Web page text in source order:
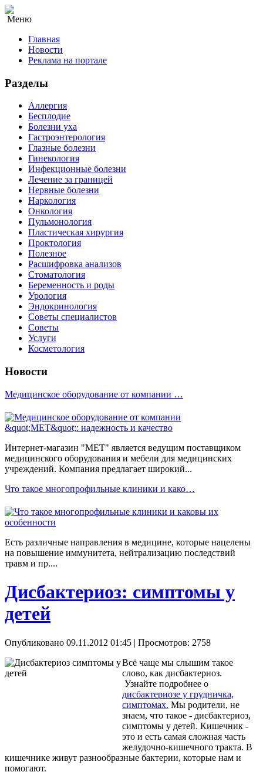
Меню
Главная
Новости
Реклама на портале
Разделы
Аллергия
Бесплодие
Болезни уха
Гастроэнтерология
Глазные болезни
Гинекология
Инфекционные болезни
Лечение за границей
Нервные болезни
Наркология
Онкология
Пульмонология
Пластическая хирургия
Проктология
Полезное
Расшифровка анализов
Стоматология
Беременность и роды
Урология
Эндокринология
Советы специалистов
Советы
Услуги
Косметология
Новости
Медицинское оборудование от компании …
Интернет-магазин "МЕТ" является ведущим поставщиком
медицинского оборудования и мебели для медицинских
учреждений. Компания предлагает широкий...
Что такое многопрофильные клиники и како…
Есть различные направления в медицине, которые нацелены
на повышение иммунитета, нейтрализацию последствий
травм и пр....
Дисбактериоз: симптомы у
детей
Опубликовано 09.11.2012 01:45 | Просмотров: 2758
Всё чаще мы слышим такое
слово, как дисбактериоз.
Узнайте подробнее о
дисбактериозе у грудничка,
симптомах. Мы родители, не
знаем, что такое - дисбактериоз,
симптомы у детей. Кишечник -
это и есть самая сложная часть
желудочно-кишечного тракта. В
кишечнике живут разнообразные бактерии, которые нам и
помогают.